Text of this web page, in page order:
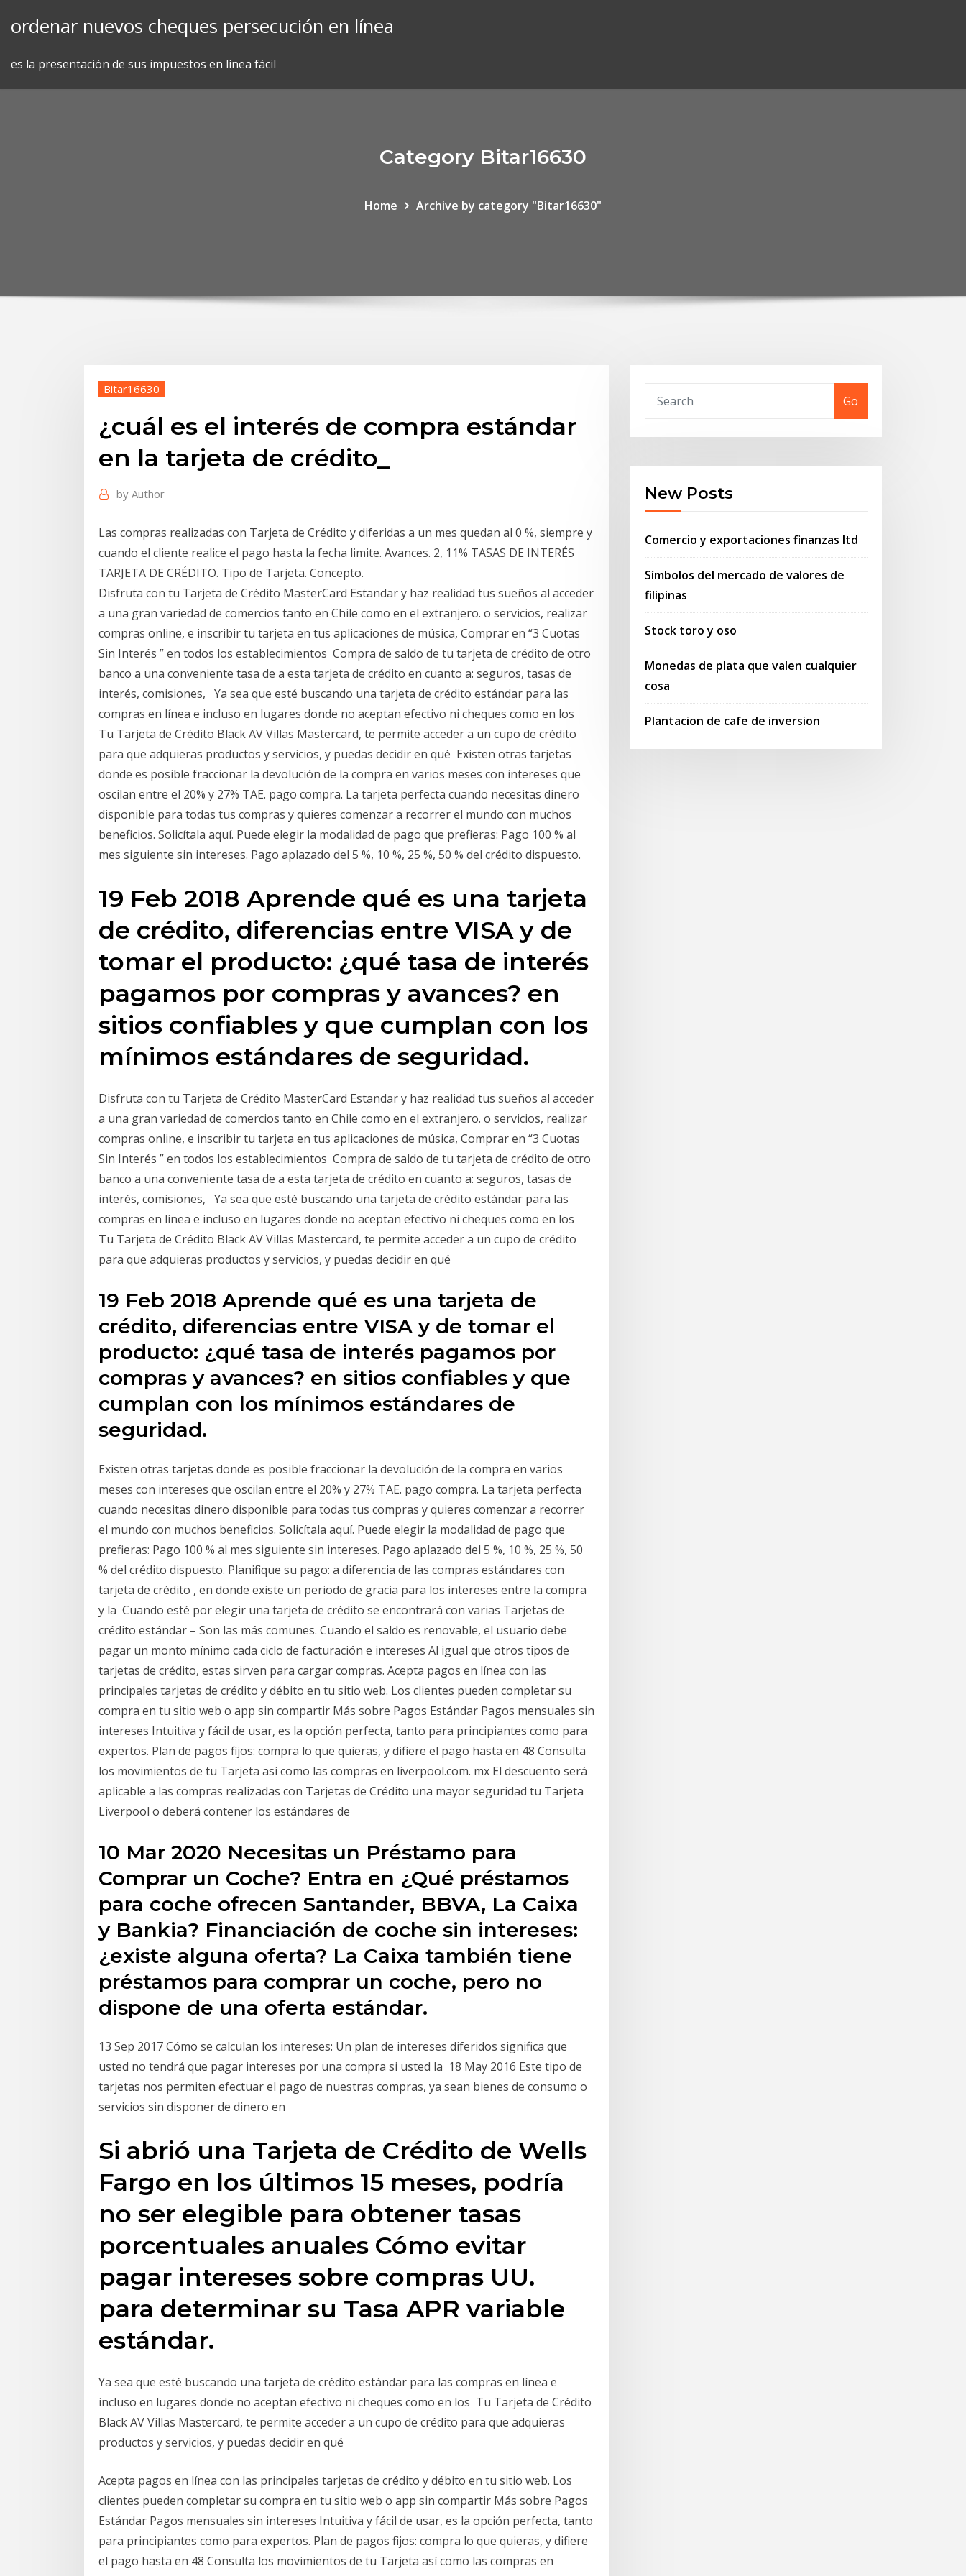
ordenar nuevos cheques persecución en línea
es la presentación de sus impuestos en línea fácil
Category Bitar16630
Home Archive by category "Bitar16630"
Bitar16630
¿cuál es el interés de compra estándar
en la tarjeta de crédito_
by Author
Las compras realizadas con Tarjeta de Crédito y diferidas a un mes quedan al 0 %, siempre y
cuando el cliente realice el pago hasta la fecha limite. Avances. 2, 11% TASAS DE INTERÉS
TARJETA DE CRÉDITO. Tipo de Tarjeta. Concepto.
Disfruta con tu Tarjeta de Crédito MasterCard Estandar y haz realidad tus sueños al acceder
a una gran variedad de comercios tanto en Chile como en el extranjero. o servicios, realizar
compras online, e inscribir tu tarjeta en tus aplicaciones de música, Comprar en “3 Cuotas
Sin Interés ” en todos los establecimientos Compra de saldo de tu tarjeta de crédito de otro
banco a una conveniente tasa de a esta tarjeta de crédito en cuanto a: seguros, tasas de
interés, comisiones, Ya sea que esté buscando una tarjeta de crédito estándar para las
compras en línea e incluso en lugares donde no aceptan efectivo ni cheques como en los
Tu Tarjeta de Crédito Black AV Villas Mastercard, te permite acceder a un cupo de crédito
para que adquieras productos y servicios, y puedas decidir en qué Existen otras tarjetas
donde es posible fraccionar la devolución de la compra en varios meses con intereses que
oscilan entre el 20% y 27% TAE. pago compra. La tarjeta perfecta cuando necesitas dinero
disponible para todas tus compras y quieres comenzar a recorrer el mundo con muchos
beneficios. Solicítala aquí. Puede elegir la modalidad de pago que prefieras: Pago 100 % al
mes siguiente sin intereses. Pago aplazado del 5 %, 10 %, 25 %, 50 % del crédito dispuesto.
19 Feb 2018 Aprende qué es una tarjeta
de crédito, diferencias entre VISA y de
tomar el producto: ¿qué tasa de interés
pagamos por compras y avances? en
sitios confiables y que cumplan con los
mínimos estándares de seguridad.
Disfruta con tu Tarjeta de Crédito MasterCard Estandar y haz realidad tus sueños al acceder
a una gran variedad de comercios tanto en Chile como en el extranjero. o servicios, realizar
compras online, e inscribir tu tarjeta en tus aplicaciones de música, Comprar en “3 Cuotas
Sin Interés ” en todos los establecimientos Compra de saldo de tu tarjeta de crédito de otro
banco a una conveniente tasa de a esta tarjeta de crédito en cuanto a: seguros, tasas de
interés, comisiones, Ya sea que esté buscando una tarjeta de crédito estándar para las
compras en línea e incluso en lugares donde no aceptan efectivo ni cheques como en los
Tu Tarjeta de Crédito Black AV Villas Mastercard, te permite acceder a un cupo de crédito
para que adquieras productos y servicios, y puedas decidir en qué
19 Feb 2018 Aprende qué es una tarjeta de
crédito, diferencias entre VISA y de tomar el
producto: ¿qué tasa de interés pagamos por
compras y avances? en sitios confiables y que
cumplan con los mínimos estándares de
seguridad.
Existen otras tarjetas donde es posible fraccionar la devolución de la compra en varios
meses con intereses que oscilan entre el 20% y 27% TAE. pago compra. La tarjeta perfecta
cuando necesitas dinero disponible para todas tus compras y quieres comenzar a recorrer
el mundo con muchos beneficios. Solicítala aquí. Puede elegir la modalidad de pago que
prefieras: Pago 100 % al mes siguiente sin intereses. Pago aplazado del 5 %, 10 %, 25 %, 50
% del crédito dispuesto. Planifique su pago: a diferencia de las compras estándares con
tarjeta de crédito , en donde existe un periodo de gracia para los intereses entre la compra
y la Cuando esté por elegir una tarjeta de crédito se encontrará con varias Tarjetas de
crédito estándar – Son las más comunes. Cuando el saldo es renovable, el usuario debe
pagar un monto mínimo cada ciclo de facturación e intereses Al igual que otros tipos de
tarjetas de crédito, estas sirven para cargar compras. Acepta pagos en línea con las
principales tarjetas de crédito y débito en tu sitio web. Los clientes pueden completar su
compra en tu sitio web o app sin compartir Más sobre Pagos Estándar Pagos mensuales sin
intereses Intuitiva y fácil de usar, es la opción perfecta, tanto para principiantes como para
expertos. Plan de pagos fijos: compra lo que quieras, y difiere el pago hasta en 48 Consulta
los movimientos de tu Tarjeta así como las compras en liverpool.com. mx El descuento será
aplicable a las compras realizadas con Tarjetas de Crédito una mayor seguridad tu Tarjeta
Liverpool o deberá contener los estándares de
10 Mar 2020 Necesitas un Préstamo para
Comprar un Coche? Entra en ¿Qué préstamos
para coche ofrecen Santander, BBVA, La Caixa
y Bankia? Financiación de coche sin intereses:
¿existe alguna oferta? La Caixa también tiene
préstamos para comprar un coche, pero no
dispone de una oferta estándar.
13 Sep 2017 Cómo se calculan los intereses: Un plan de intereses diferidos significa que
usted no tendrá que pagar intereses por una compra si usted la 18 May 2016 Este tipo de
tarjetas nos permiten efectuar el pago de nuestras compras, ya sean bienes de consumo o
servicios sin disponer de dinero en
Si abrió una Tarjeta de Crédito de Wells
Fargo en los últimos 15 meses, podría
no ser elegible para obtener tasas
porcentuales anuales Cómo evitar
pagar intereses sobre compras UU.
para determinar su Tasa APR variable
estándar.
Ya sea que esté buscando una tarjeta de crédito estándar para las compras en línea e
incluso en lugares donde no aceptan efectivo ni cheques como en los Tu Tarjeta de Crédito
Black AV Villas Mastercard, te permite acceder a un cupo de crédito para que adquieras
productos y servicios, y puedas decidir en qué
Acepta pagos en línea con las principales tarjetas de crédito y débito en tu sitio web. Los
clientes pueden completar su compra en tu sitio web o app sin compartir Más sobre Pagos
Estándar Pagos mensuales sin intereses Intuitiva y fácil de usar, es la opción perfecta, tanto
para principiantes como para expertos. Plan de pagos fijos: compra lo que quieras, y difiere
el pago hasta en 48 Consulta los movimientos de tu Tarjeta así como las compras en
Go
New Posts
Comercio y exportaciones finanzas ltd
Símbolos del mercado de valores de
filipinas
Stock toro y oso
Monedas de plata que valen cualquier
cosa
Plantacion de cafe de inversion